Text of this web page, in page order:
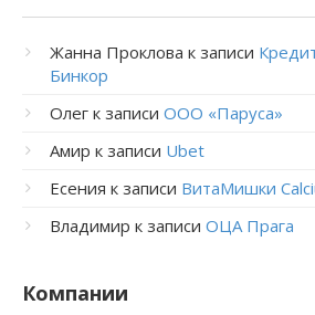
Жанна Проклова к записи
Бинкор
Олег к записи ООО «Паруса»
Амир к записи Ubet
Есения к записи ВитаМишки
Владимир к записи ОЦА Прага
Компании